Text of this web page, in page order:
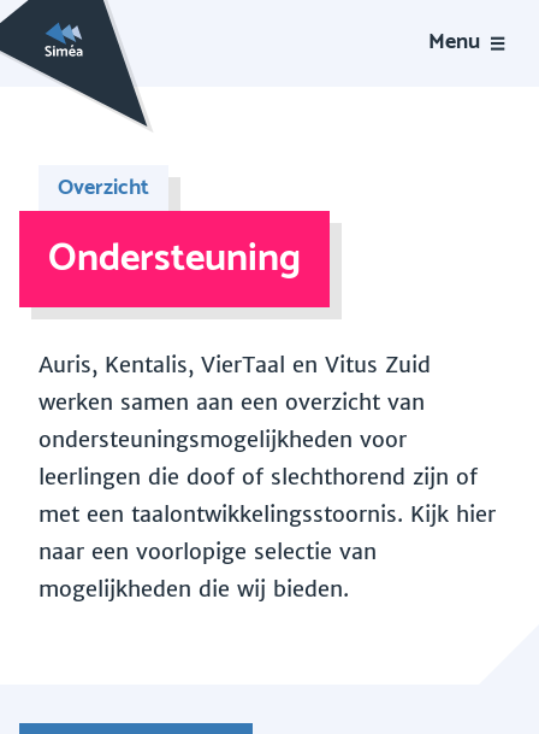
Menu
Overzicht
Ondersteuning
Auris, Kentalis, VierTaal en Vitus Zuid
werken samen aan een overzicht van
ondersteuningsmogelijkheden voor
leerlingen die doof of slechthorend zijn of
met een taalontwikkelingsstoornis. Kijk hier
naar een voorlopige selectie van
mogelijkheden die wij bieden.